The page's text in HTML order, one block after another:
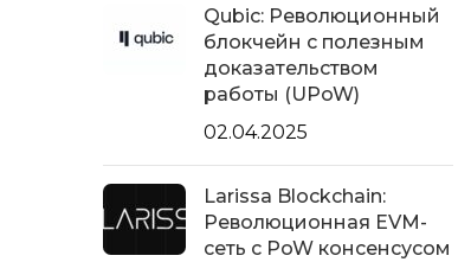
Qubic: Революционный
блокчейн с полезным
доказательством
работы (UPoW)
02.04.2025
Larissa Blockchain:
Революционная EVM-
сеть с PoW консенсусом